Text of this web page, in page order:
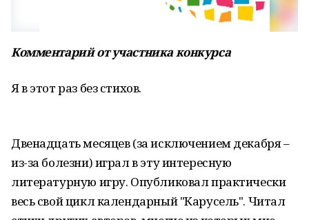
Комментарий от участника конкурса
Я в этот раз без стихов.
Двенадцать месяцев (за исключением декабря –
из-за болезни) играл в эту интересную
литературную игру. Опубликовал практически
весь свой цикл календарный "Карусель". Читал